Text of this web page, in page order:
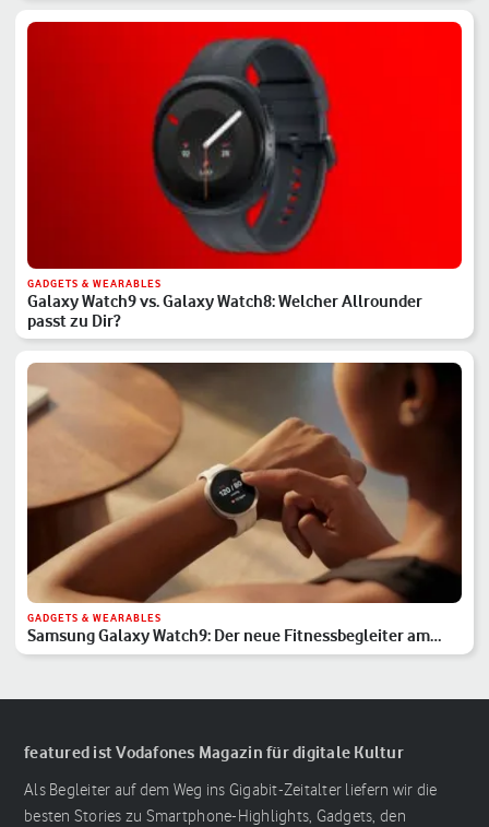
GADGETS & WEARABLES
Galaxy Watch9 vs. Galaxy Watch8: Welcher Allrounder
passt zu Dir?
GADGETS & WEARABLES
Samsung Galaxy Watch9: Der neue Fitnessbegleiter am
Handgelenk
featured ist Vodafones Magazin für digitale Kultur
Als Begleiter auf dem Weg ins Gigabit-Zeitalter liefern wir die
besten Stories zu Smartphone-Highlights, Gadgets, den